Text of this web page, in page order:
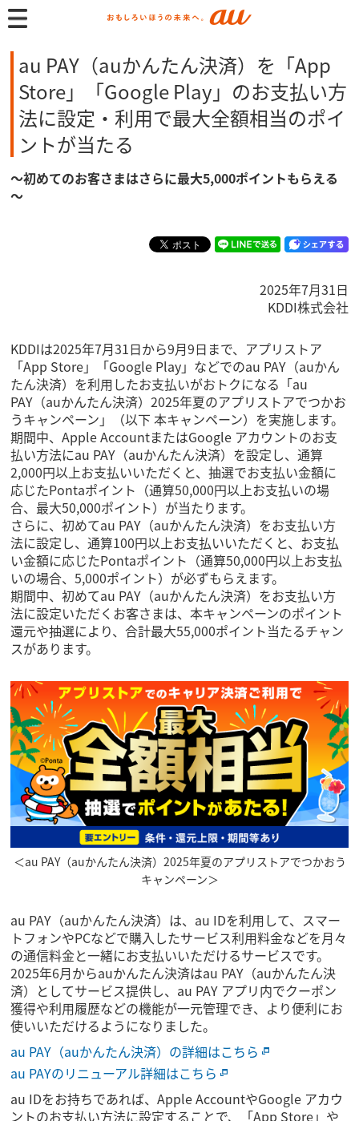
au PAY（auかんたん決済）を「App
Store」「Google Play」のお支払い方
法に設定・利用で最大全額相当のポイ
ントが当たる
～初めてのお客さまはさらに最大5,000ポイントもらえる
～
2025年7月31日
KDDI株式会社
KDDIは2025年7月31日から9月9日まで、アプリストア
「App Store」「Google Play」などでのau PAY（auかん
たん決済）を利用したお支払いがおトクになる「au
PAY（auかんたん決済）2025年夏のアプリストアでつかお
うキャンペーン」（以下 本キャンペーン）を実施します。
期間中、Apple AccountまたはGoogle アカウントのお支
払い方法にau PAY（auかんたん決済）を設定し、通算
2,000円以上お支払いいただくと、抽選でお支払い金額に
応じたPontaポイント（通算50,000円以上お支払いの場
合、最大50,000ポイント）が当たります。
さらに、初めてau PAY（auかんたん決済）をお支払い方
法に設定し、通算100円以上お支払いいただくと、お支払
い金額に応じたPontaポイント（通算50,000円以上お支払
いの場合、5,000ポイント）が必ずもらえます。
期間中、初めてau PAY（auかんたん決済）をお支払い方
法に設定いただくお客さまは、本キャンペーンのポイント
還元や抽選により、合計最大55,000ポイント当たるチャン
スがあります。
＜au PAY（auかんたん決済）2025年夏のアプリストアでつかおう
キャンペーン＞
au PAY（auかんたん決済）は、au IDを利用して、スマー
トフォンやPCなどで購入したサービス利用料金などを月々
の通信料金と一緒にお支払いいただけるサービスです。
2025年6月からauかんたん決済はau PAY（auかんたん決
済）としてサービス提供し、au PAY アプリ内でクーポン
獲得や利用履歴などの機能が一元管理でき、より便利にお
使いいただけるようになりました。
au PAY（auかんたん決済）の詳細はこちら
au PAYのリニューアル詳細はこちら
au IDをお持ちであれば、Apple AccountやGoogle アカウ
ントのお支払い方法に設定することで、「App Store」や